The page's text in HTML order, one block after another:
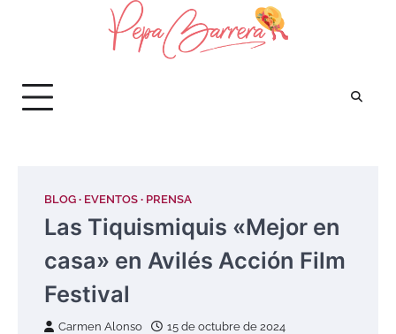
BLOG EVENTOS PRENSA
Las Tiquismiquis «Mejor en
casa» en Avilés Acción Film
Festival
Carmen Alonso 15 de octubre de 2024